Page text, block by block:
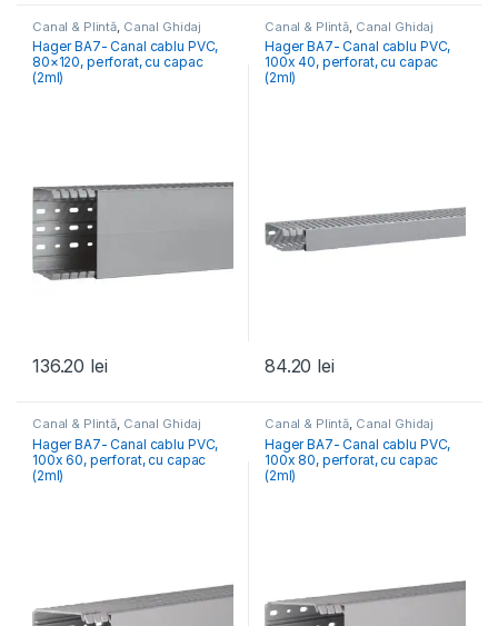
Canal & Plintă Canal Ghidaj
Tablou Electric Elemente
Conexiune- Tablou Electric
Hager BA7- Canal cablu PVC,
80×120, perforat, cu capac
(2ml)
136.20 lei
Canal & Plintă Canal Ghidaj
Tablou Electric
Hager BA7- Canal cablu PVC,
100x 40, perforat, cu capac
(2ml)
84.20 lei
Canal & Plintă, Canal Ghidaj
Tablou Electric
Hager BA7- Canal cablu PVC,
100x 60, perforat, cu capac
(2ml)
Canal & Plintă, Canal Ghidaj
Tablou Electric
Hager BA7- Canal cablu PVC,
100x 80, perforat, cu capac
(2ml)